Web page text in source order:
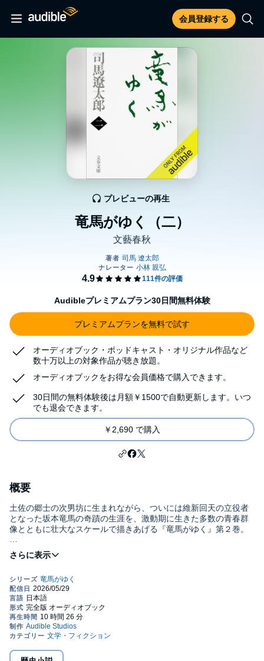
会員登録する
竜馬がゆく（二）
文藝春秋
プレビューの再生
Audibleプレミアムプラン30日間無料体験
プレミアムプランを無料で試す
オーディオブック・ポッドキャスト・オリジナル作品など
数十万以上の対象作品が聴き放題。
オーディオブックをお得な会員価格で購入できます。
30日間の無料体験後は月額￥1500で自動更新します。いつ
でも退会できます。
￥2,690 で購入
概要
土佐の郷士の次男坊に生まれながら、ついには維新回天の立役者
となった坂本竜馬の奇蹟の生涯を、激動期に生きた多数の青春群
像とともに壮大なスケールで描きあげる『竜馬がゆく』第２巻。
黒船の出現以来、猛然と湧き上がってきた勤王・攘夷の勢力と、
巻き返しを図る幕府との抗争は次第に激化してきた。
ぐるみ勤王化して天下へ押し出そうとする武市半平太のやり方に
限界を感じた竜馬は、さらに大きな飛躍を求め、ついに脱藩を決
意する！©1998 司馬 遼太郎／文藝春秋 (P)2026 Audible, Inc.